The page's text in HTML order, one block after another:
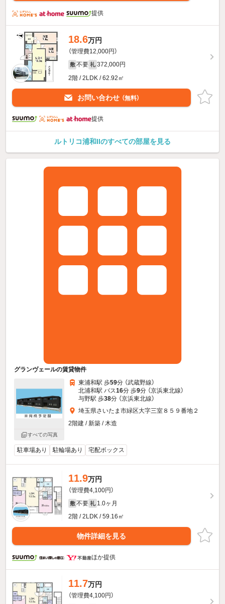
提供
18.6万円
（管理費12,000円）
敷 不要 礼 372,000円
2階 / 2LDK / 62.92㎡
お問い合わせ （無料）
提供
ルトリコ浦和IIのすべての部屋を見る
グランヴェールの賃貸物件
すべての写真
東浦和駅 歩59分 （武蔵野線）
北浦和駅 バス16分 歩9分 （京浜東北線）
与野駅 歩38分 （京浜東北線）
埼玉県さいたま市緑区大字三室８５９番地２
2階建 / 新築 / 木造
駐車場あり 駐輪場あり 宅配ボックス
11.9万円
（管理費4,100円）
敷 不要 礼 1.0ヶ月
2階 / 2LDK / 59.16㎡
物件詳細を見る
ほか提供
11.7万円
（管理費4,100円）